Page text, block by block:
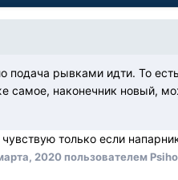
подача рывками идти. То
самое, наконечник новый,
только если
2020пользователем